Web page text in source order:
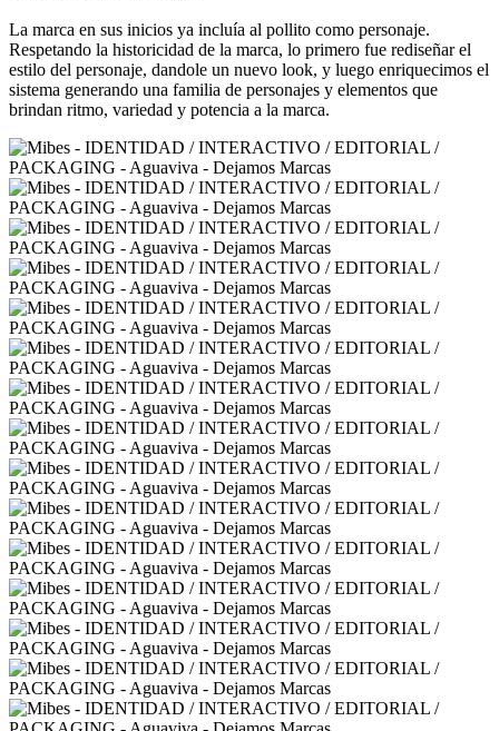
La marca en sus inicios ya incluía al pollito como personaje.
Respetando la historicidad de la marca, lo primero fue rediseñar el
estilo del personaje, dandole un nuevo look, y luego enriquecimos el
sistema generando una familia de personajes y elementos que
brindan ritmo, variedad y potencia a la marca.